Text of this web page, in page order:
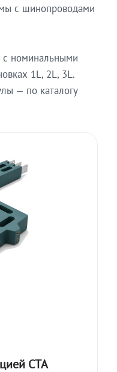
с шинопроводами
с номинальными
1L, 2L, 3L.
— по каталогу
СТА